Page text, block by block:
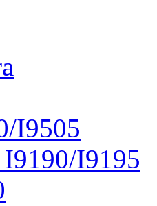
I9505
I9195